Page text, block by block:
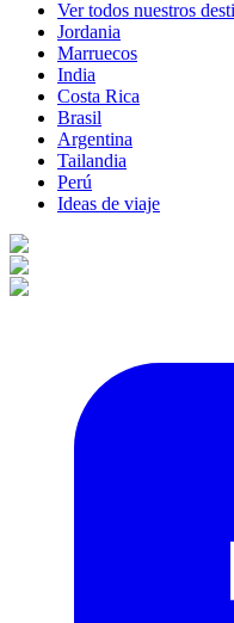
Ver todos nuestros
Jordania
Marruecos
India
Costa Rica
Brasil
Argentina
Tailandia
Perú
Ideas de viaje